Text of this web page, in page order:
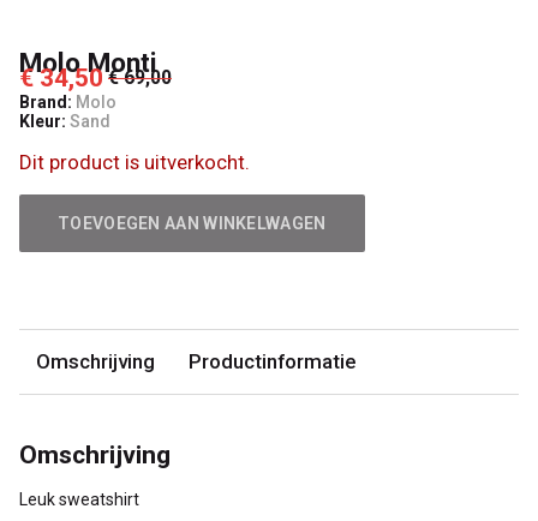
Molo Monti
€ 34,50 € 69,00
Brand: Molo
Kleur: Sand
Dit product is uitverkocht.
TOEVOEGEN AAN WINKELWAGEN
Omschrijving Productinformatie
Omschrijving
Leuk sweatshirt